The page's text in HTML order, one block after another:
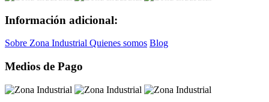
Información adicional:
Sobre Zona Industrial Quienes somos Blog
Medios de Pago